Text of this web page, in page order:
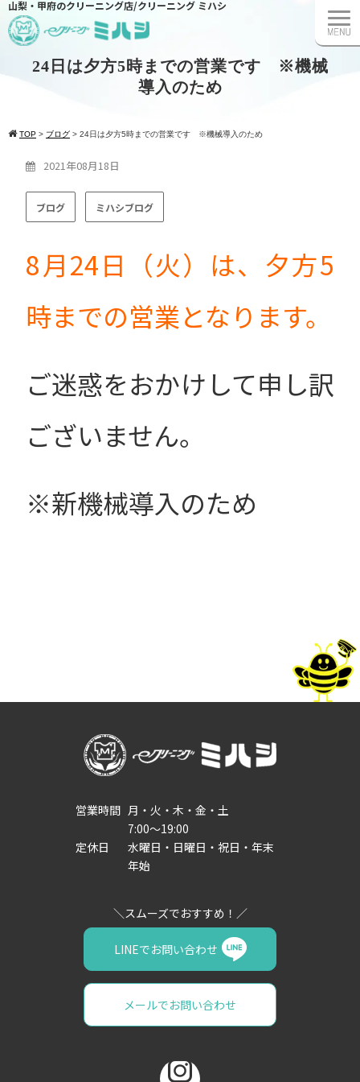
山梨・甲府のクリーニング店/クリーニング ミハシ
24日は夕方5時までの営業です ※機械
導入のため
TOP > ブログ > 24日は夕方5時までの営業です ※機械導入のため
2021年08月18日
ブログ ミハシブログ
8月24日（火）は、夕方5
時までの営業となります。
ご迷惑をおかけして申し訳
ございません。
※新機械導入のため
営業時間 月・火・木・金・土
7:00～19:00
定休日
水曜日・日曜日・祝日・年末
年始
メールでお問い合わせ
LINEでお問い合わせ